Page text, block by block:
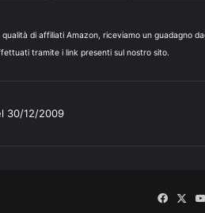
qualità di affiliati Amazon, riceviamo un guadagno
tramite i link presenti sul nostro sito.
30/12/2009
X